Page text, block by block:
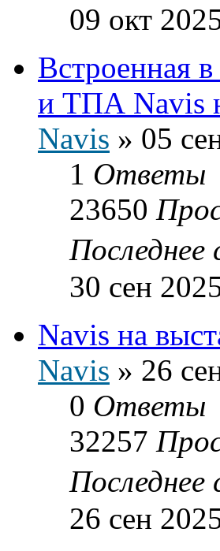
09 окт
Встроенная
и ТПА Navis
Navis » 05
1 Ответы
23650
30 сен
Navis на
Navis » 26
0 Ответы
32257
26 сен